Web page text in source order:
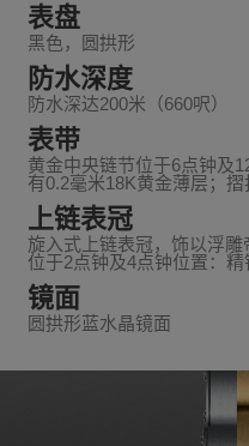
表盘
黑色，圆拱形
防水深度
防水深达200米（660呎）
表带
黄金中央链节位于6点钟及
有0.2毫米18K黄金薄层；
上链表冠
旋入式上链表冠，饰以浮
位于2点钟及4点钟位置：
镜面
圆拱形蓝水晶镜面